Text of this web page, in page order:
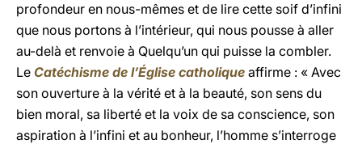
profondeur en nous-mêmes et de lire cette soif d’infini
que nous portons à l’intérieur, qui nous pousse à aller
au-delà et renvoie à Quelqu’un qui puisse la combler.
Le Catéchisme de l’Église catholique affirme : « Avec
son ouverture à la vérité et à la beauté, son sens du
bien moral, sa liberté et la voix de sa conscience, son
aspiration à l’infini et au bonheur, l’homme s’interroge